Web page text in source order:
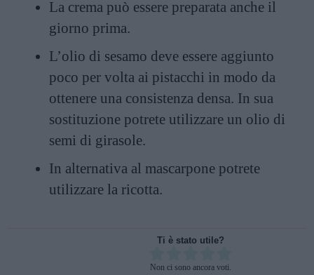
La crema può essere preparata anche il
giorno prima.
L’olio di sesamo deve essere aggiunto
poco per volta ai pistacchi in modo da
ottenere una consistenza densa. In sua
sostituzione potrete utilizzare un olio di
semi di girasole.
In alternativa al mascarpone potrete
utilizzare la ricotta.
Ti è stato utile?
Non ci sono ancora voti.